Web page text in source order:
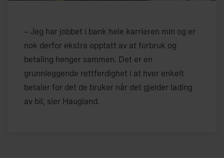
– Jeg har jobbet i bank hele karrieren min og er
nok derfor ekstra opptatt av at forbruk og
betaling henger sammen. Det er en
grunnleggende rettferdighet i at hver enkelt
betaler for det de bruker når det gjelder lading
av bil, sier Haugland.